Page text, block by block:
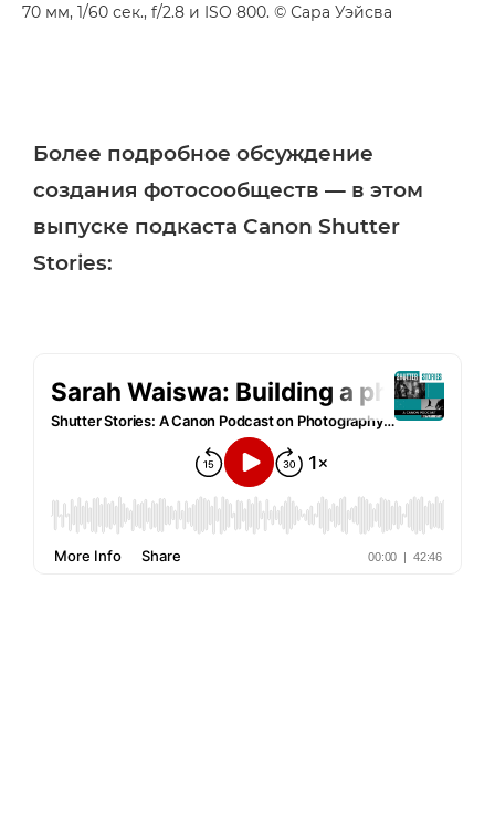
70 мм, 1/60 сек., f/2.8 и ISO 800. © Сара Уэйсва
Более подробное обсуждение
создания фотосообществ — в этом
выпуске подкаста Canon Shutter
Stories: